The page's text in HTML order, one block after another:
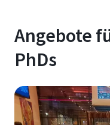
Angebote
PhDs